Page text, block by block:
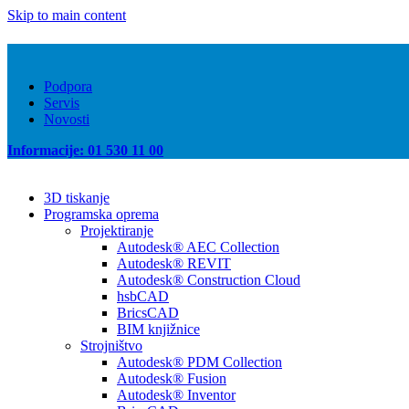
Skip to main content
Podpora
Servis
Novosti
Informacije: 01 530 11 00
3D tiskanje
Programska oprema
Projektiranje
Autodesk® AEC Collection
Autodesk® REVIT
Autodesk® Construction Cloud
hsbCAD
BricsCAD
BIM knjižnice
Strojništvo
Autodesk® PDM Collection
Autodesk® Fusion
Autodesk® Inventor